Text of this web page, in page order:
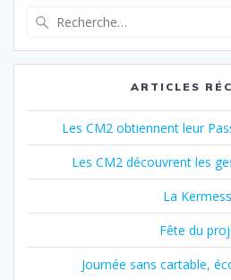
:
ARTICLES
Les CM2 obtiennent leur
Les CM2 découvrent les
La
Fête du
Journée sans cartable,